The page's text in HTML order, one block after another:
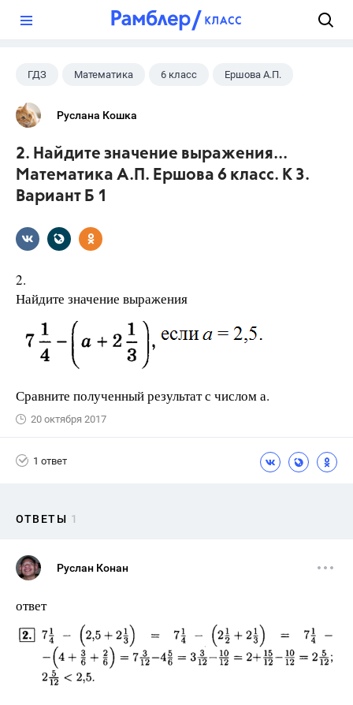
ГДЗ Математика 6 класс Ершова А.П.
Руслана Кошка
2. Найдите значение выражения...
Математика А.П. Ершова 6 класс. К 3.
Вариант Б 1
2.
Найдите значение выражения
Сравните полученный результат с числом а.
20 октября 2017
1 ответ
ОТВЕТЫ 1
Руслан Конан
ответ